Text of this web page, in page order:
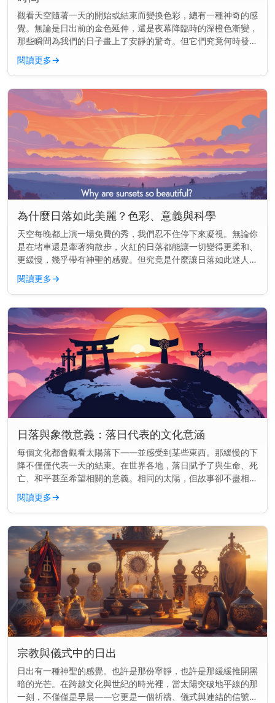
觀看天空隨著一天的開始或結束而變換色彩，總有一種神奇的感
覺。無論是日出前的金色延伸，還是夜幕降臨時的深橙色漸變，
那些瞬間為我們的日子畫上了安靜的驚奇。但它們究竟何時發生
——以及為何會改變？ 主要見解： 日出和日落並非每天都在同
一時間發生。它...
閱讀更多→
為什麼日落如此美麗？色彩、意義與科學
天空每晚都上演一場免費的秀，我們忍不住停下來凝視。無論你
是在堵車還是牽著狗散步，火紅的日落都能讓一切變得更柔和、
更緩慢，幾乎帶有神聖的感覺。但究竟是什麼讓日落如此迷人
——為什麼它們似乎能觸動我們內心深處的某些東西？ 主要見
解： 日落之所以美...
閱讀更多→
日落與象徵意義：落日代表的文化意涵
每個文化都會觀看太陽落下——並感受到某些東西。那緩慢的下
降不僅僅代表一天的結束。在世界各地，落日賦予了與生命、死
亡、和平甚至希望相關的意義。相同的太陽，但故事卻不盡相
同。 主要見解： 在各種文化中，落日常常象徵結束、反思與轉
變——但其意義會...
閱讀更多→
宗教與儀式中的日出
日出有一種神聖的感覺。也許是那份寧靜，也許是那緩緩推開黑
暗的光芒。在跨越文化與世紀的時光裡，當太陽突破地平線的那
一刻，不僅僅是早晨——它更是一個祈禱、儀式與連結的信號。